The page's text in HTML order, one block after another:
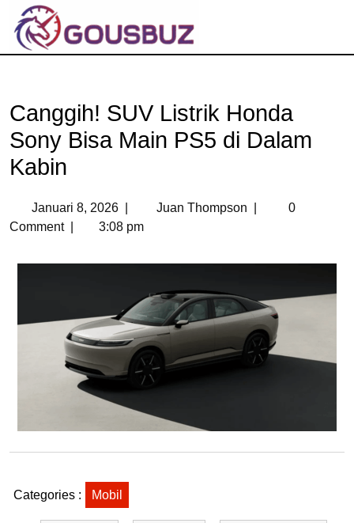
Canggih! SUV Listrik Honda
Sony Bisa Main PS5 di Dalam
Kabin
Januari 8, 2026 Juan Thompson
0
Comment
3:08 pm
Categories : Mobil